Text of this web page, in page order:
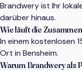
Brandwery ist Ihr
darüber hinaus.
Wie läuft die
In einem kostenlosen
Ort in Bensheim.
Warum Brandwery als